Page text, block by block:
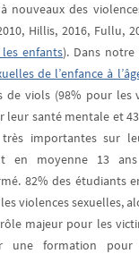
nouveaux des
Hillis, 2016, Fullu,
enfants). Dans notre
de l’enfance à
de viols (98% pour les
leur santé mentale et
importantes sur
en moyenne 13
82% des étudiants
violences sexuelles,
majeur pour les
une formation pour